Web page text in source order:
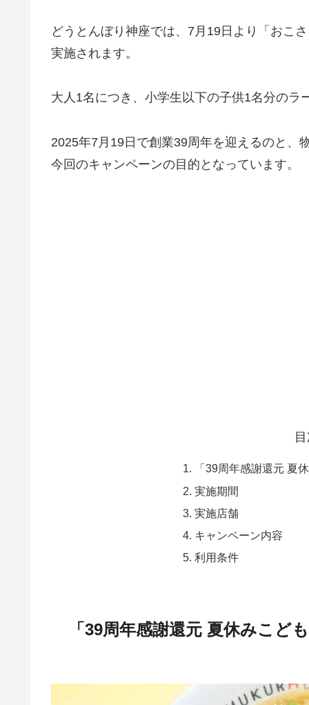
どうとんぼり神座では、7月19日より「おこ
実施されます。
大人1名につき、小学生以下の子供1名分のラ
2025年7月19日で創業39周年を迎えるのと、
今回のキャンペーンの目的となっています。
「39周年感謝還元 夏
実施期間
実施店舗
キャンペーン内容
利用条件
「39周年感謝還元 夏休みこど